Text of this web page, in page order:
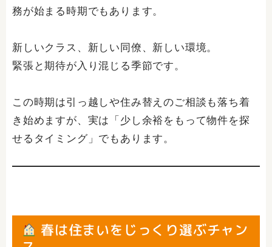
務が始まる時期でもあります。
新しいクラス、新しい同僚、新しい環境。
緊張と期待が入り混じる季節です。
この時期は引っ越しや住み替えのご相談も落ち着
き始めますが、実は「少し余裕をもって物件を探
せるタイミング」でもあります。
春は住まいをじっくり選ぶチャン